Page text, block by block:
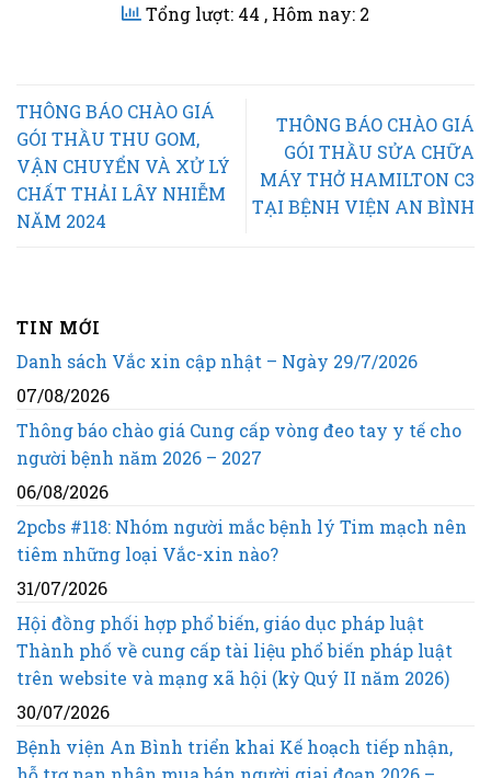
Tổng lượt: 44 , Hôm nay: 2
THÔNG BÁO CHÀO GIÁ
GÓI THẦU THU GOM,
VẬN CHUYỂN VÀ XỬ LÝ
CHẤT THẢI LÂY NHIỄM
NĂM 2024
THÔNG BÁO CHÀO GIÁ
GÓI THẦU SỬA CHỮA
MÁY THỞ HAMILTON C3
TẠI BỆNH VIỆN AN BÌNH
TIN MỚI
Danh sách Vắc xin cập nhật – Ngày 29/7/2026
07/08/2026
Thông báo chào giá Cung cấp vòng đeo tay y tế cho
người bệnh năm 2026 – 2027
06/08/2026
2pcbs #118: Nhóm người mắc bệnh lý Tim mạch nên
tiêm những loại Vắc-xin nào?
31/07/2026
Hội đồng phối hợp phổ biến, giáo dục pháp luật
Thành phố về cung cấp tài liệu phổ biến pháp luật
trên website và mạng xã hội (kỳ Quý II năm 2026)
30/07/2026
Bệnh viện An Bình triển khai Kế hoạch tiếp nhận,